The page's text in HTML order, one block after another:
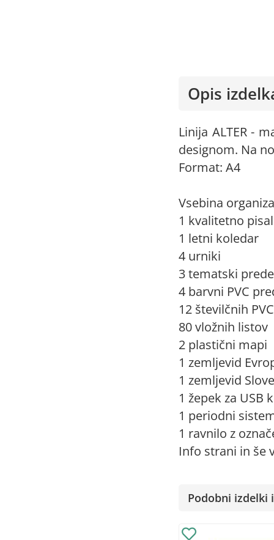
Opis
Linija ALTER -
designom. Na
Format: A4
Vsebina
1 kvalitetno
1 letni koledar
4 urniki
3 tematski
4 barvni PVC
12 številčnih
80 vložnih listov
2 plastični mapi
1 zemljevid
1 zemljevid
1 žepek za USB
1 periodni
1 ravnilo z
Info strani in še
Podobni izdelki